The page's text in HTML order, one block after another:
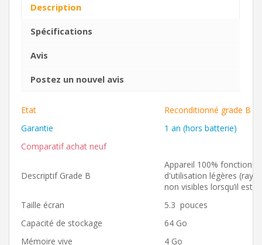
Description
Spécifications
Avis
Postez un nouvel avis
Etat
Reconditionné grade B /
Garantie
1 an (hors batterie)
Comparatif achat neuf
Descriptif Grade B
Appareil 100%
d'utilisation légères
non visibles lorsqu’il est
Taille écran
5.3 pouces
Capacité de stockage
64 Go
Mémoire vive
4 Go